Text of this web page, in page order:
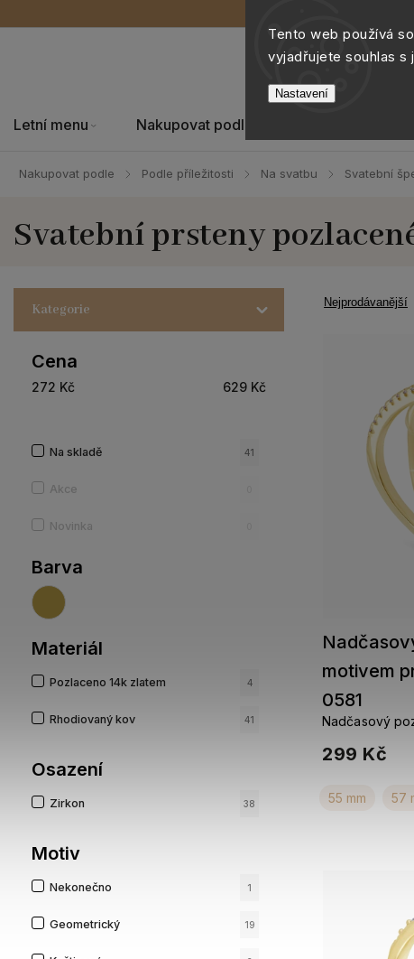
Tento web používá
vyjadřujete souhlas s
Nastavení
Letní menu Nakupovat podle
Nakupovat podle / Podle příležitosti / Na svatbu / Svatební
Svatební prsteny
Kategorie
Cena
272 Kč 629 Kč
Na skladě 41
Akce
Novinka
Barva
Materiál
Pozlaceno 14k zlatem 4
Rhodiovaný kov 41
Osazení
Zirkon 38
Motiv
Nekonečno 1
Geometrický 19
Nejprodávanější
motivem
0581
299 Kč
Nadčasový
55 mm 57